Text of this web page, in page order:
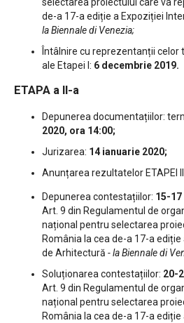
de-a 17-a ediție a Expoziției
la Biennale di Venezia;
Întâlnire cu reprezentanții celor
ale Etapei I: 6 decembrie 2019.
ETAPA a II-a
Depunerea documentațiilor:
2020, ora 14:00;
Jurizarea: 14 ianuarie 2020;
Anunțarea rezultatelor ETAPEI
Depunerea contestațiilor: 15-
Art. 9 din Regulamentul de
național pentru selectarea
România la cea de-a 17-a
de Arhitectură - la Biennale di
Soluționarea contestațiilor: 20-
Art. 9 din Regulamentul de
național pentru selectarea
România la cea de-a 17-a